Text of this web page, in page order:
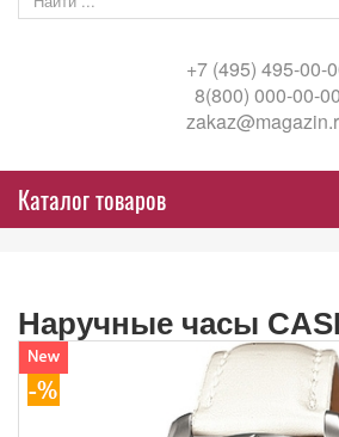
+7 (495) 495-00-
8(800) 000-00-00
Каталог товаров
Наручные часы